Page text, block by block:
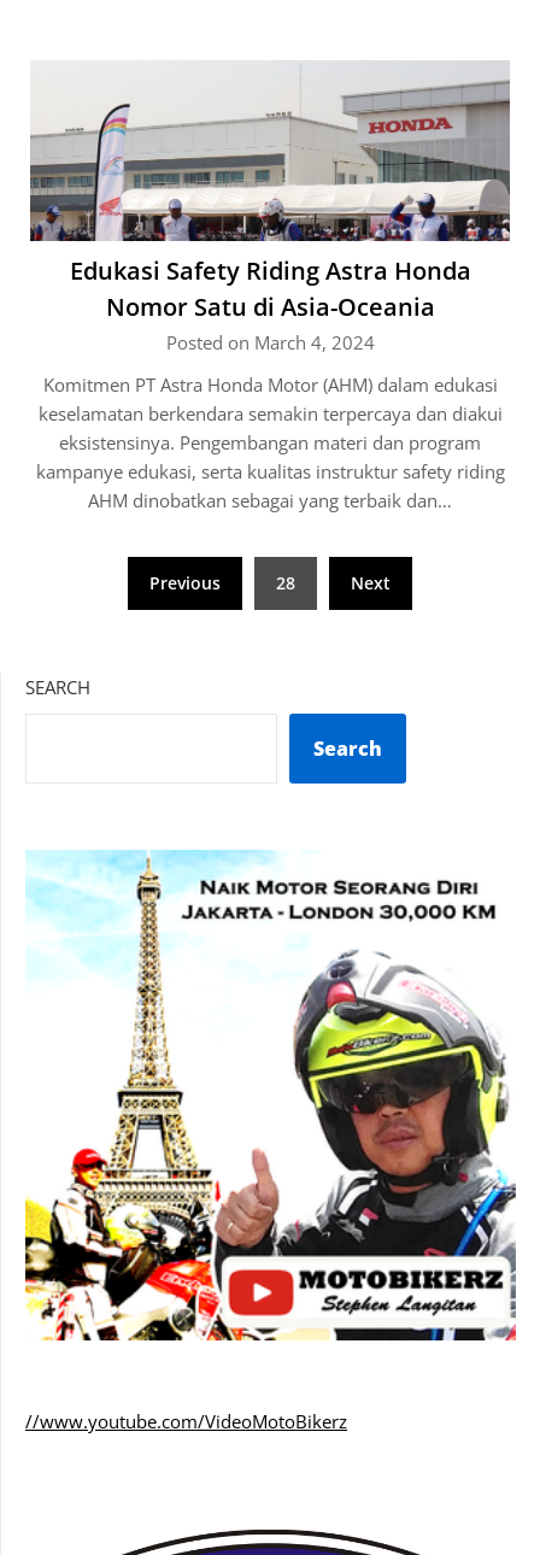
Edukasi Safety Riding Astra Honda
Nomor Satu di Asia-Oceania
Posted on March 4, 2024
Komitmen PT Astra Honda Motor (AHM) dalam edukasi
keselamatan berkendara semakin terpercaya dan diakui
eksistensinya. Pengembangan materi dan program
kampanye edukasi, serta kualitas instruktur safety riding
AHM dinobatkan sebagai yang terbaik dan…
pagination
Previous 28 Next
SEARCH
Search
//www.youtube.com/VideoMotoBikerz